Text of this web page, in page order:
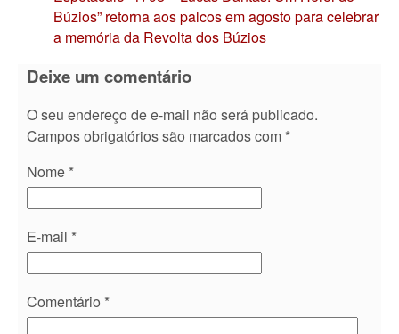
Búzios” retorna aos palcos em agosto para celebrar
a memória da Revolta dos Búzios
Deixe um comentário
O seu endereço de e-mail não será publicado.
Campos obrigatórios são marcados com *
Nome *
E-mail *
Comentário *